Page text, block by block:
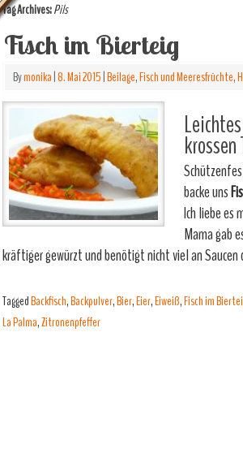
Tag Archives:Pils
Fisch im Bierteig
Bymonika|8. Mai 2015|Beilage,Fisch und Meeresfrüchte,
backe uns
Ich liebe es
Mama gab
kräftiger gewürzt und benötigt nicht viel an Saucen
TaggedBackfisch,Backpulver,Bier,Eier,Eiweiß,Fisch im
La Palma,Zitronenpfeffer